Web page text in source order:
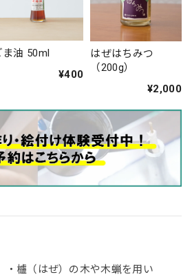
・櫨（はぜ）の木や木蝋を用い
ま油 50ml
¥400
はぜはちみつ
（200g）
¥2,000